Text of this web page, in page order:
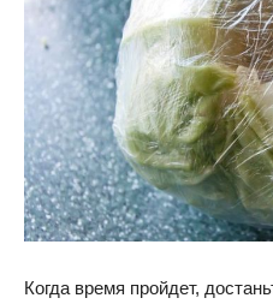
Когда время пройдет,